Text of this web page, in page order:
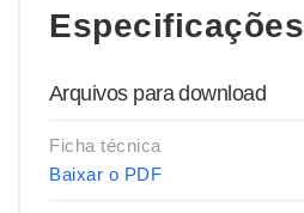
Especificações
Arquivos para download
Ficha técnica
Baixar o PDF